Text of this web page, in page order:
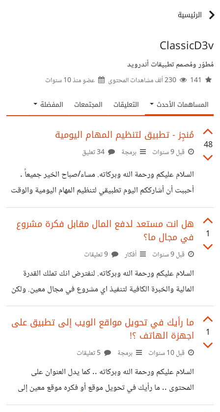
الرئيسية
ClassicD3v
مُطوّر ومُصمم تطبيقات أندرويد
عضو منذ10 سنوات
المساهمات الأحدث التعليقات المجتمعات المفضلة
48
مُنجِز - تطبيق لتنظيم المهام اليومية
قبل 9 سنوات برمجة
السلام عليكم ورحمة الله وبركاته. مساء/صباح الخير جميعاً .
أحببت أن أشارككم اليوم تطبيقي لتنظيم المهام اليومية والوقت
بشكل عام. بصراحة لم أكن أتطلع لمشاركة التطبيق فقد كانت
نيتي أن يكون التطبيق لإستخدامي الشخصي فقط وحسب
المميزات التي أريدها وأحتاجها. لكن خلال مرحلة تطوير التطبيق
غيّرت رأيي وقررت أن أشاركه معكم. كان هدفي لهذا المشروع هو
تعلم مهارة جديدة وهي التعامل مع قواعد بيانات SQLite في
تطبيقات الأندرويد. فهذه أول مرة لي أستعمل فيها هذا النوع من
1
هل انت مستعد لدفع المال مقابل فكرة مشروع
في مجال ما؟
قبل 9 سنوات أفكار
السلام عليكم ورحمة الله وبركاته. لنفترض انك تملك القدرة
المالية والخبرة الكافية لتنفيذ اي مشروع في مجال معين. ولكن
تنقصك الفكرة. هل انت مستعد لدفع بعض من اموالك للحصول
على الفكرة؟ مع العلم ان صاحب تلك الفكرة لا يضمن لك نجاحها
ولا يطلب منك نسبة من ارباح المشروع اذا نجحت ! كل ما عليك
هو دفع بعض المال مقابل الحصول عليها. هل انت مستعد لهذا
النوع من المغامرة؟
1
ما رأيك في تحويل مواقع الويب إلى تطبيق على
اجهزة الهاتف ؟!
قبل 10 سنوات برمجة
السلام عليكم ورحمة الله وبركاته .. كما يدل العنوان على
المحتوى .. ما رأيك في تحويل موقع أو فكره موقع معين إلى
تطبيق على أجهزة الهاتف .. وبرأيك ما هي الصعوبات الي